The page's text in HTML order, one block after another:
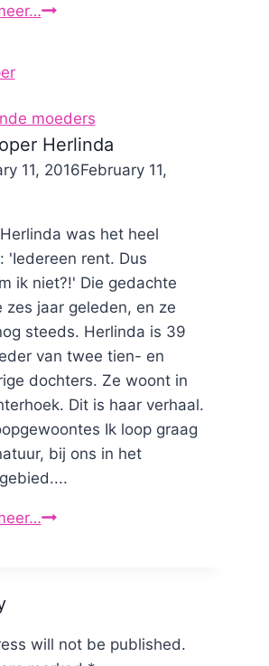
Hardloper
moeders
Herlinda
11, 2016February 11,
was het heel
'Iedereen rent. Dus
ik niet?!' Die gedachte
zes jaar geleden, en ze
steeds. Herlinda is 39
van twee tien- en
dochters. Ze woont in
Dit is haar verhaal.
Ik loop graag
bij ons in het
Hardloper
will not be published.